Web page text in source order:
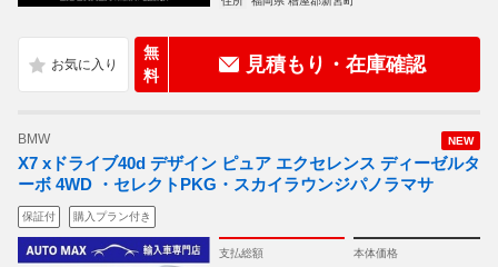
無
料
見積もり・在庫確認
NEW
BMW
X7 xドライブ40d デザイン ピュア エクセレンス ディーゼルタ
ーボ 4WD ・セレクトPKG・スカイラウンジパノラマサ
保証付 購入プラン付き
支払総額 本体価格